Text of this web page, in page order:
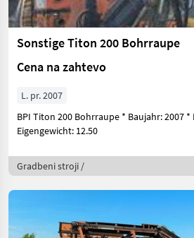
Sonstige Titon 200 Bohrraupe
Cena na zahtevo
L. pr. 2007
BPI Titon 200 Bohrraupe * Baujahr: 2007 *
Eigengewicht: 12.50
Gradbeni stroji /